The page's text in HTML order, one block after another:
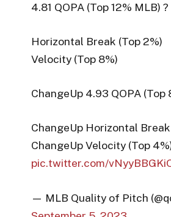
4.81 QOPA (Top 12% MLB) ?
Horizontal Break (Top 2%)
Velocity (Top 8%)
ChangeUp 4.93 QOPA (Top
ChangeUp Horizontal
ChangeUp Velocity (Top
pic.twitter.com/
— MLB Quality of Pitch